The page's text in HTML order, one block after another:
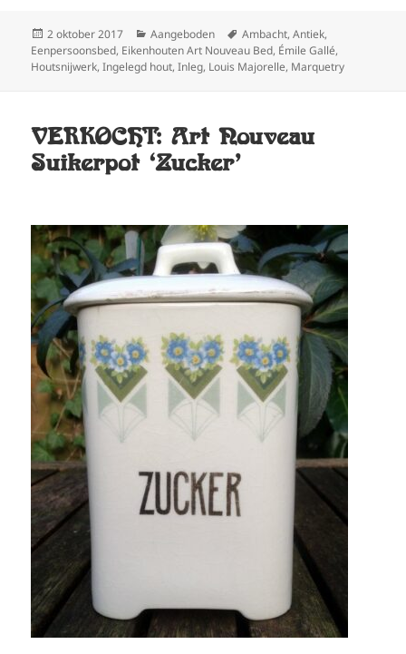
Geplaatst
op
2 oktober 2017 Categorieën
Aangeboden Tags
Ambacht,Antiek,
Eenpersoonsbed, Eikenhouten Art Nouveau Bed, Émile Gallé,
Houtsnijwerk,Ingelegd hout,Inleg, Louis Majorelle, Marquetry
VERKOCHT: Art Nouveau
Suikerpot ‘Zucker’